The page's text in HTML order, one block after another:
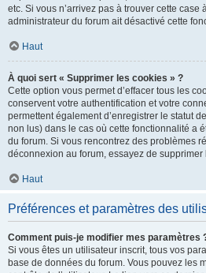
etc. Si vous n’arrivez pas à trouver cette case
administrateur du forum ait désactivé cette
Haut
À quoi sert « Supprimer les cookies » ?
Cette option vous permet d’effacer tous les
conservent votre authentification et votre
permettent également d’enregistrer le statut
non lus) dans le cas où cette fonctionnalité a
du forum. Si vous rencontrez des problèmes
déconnexion au forum, essayez de supprimer
Haut
Préférences et paramètres des
Comment puis-je modifier mes paramètres
Si vous êtes un utilisateur inscrit, tous vos
base de données du forum. Vous pouvez les